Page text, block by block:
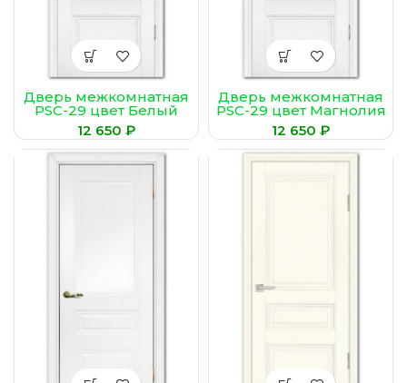
Дверь межкомнатная
PSC-29 цвет Белый
(Сатинат,
пескоструйная
обработка)
₽
Дверь межкомнатная
PSC-29 цвет Магнолия
(Сатинат,
пескоструйная
обработка)
₽